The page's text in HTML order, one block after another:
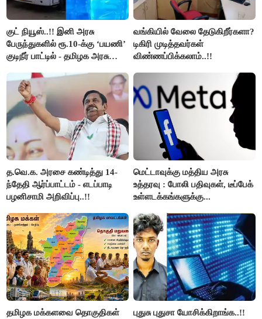
குட் நியூஸ்..!! இனி அரசு
பேருந்துகளில் ரூ.10-க்கு ‘பயணி’
குடிநீர் பாட்டில் - தமிழக அரசு
வங்கியில் வேலை தேடுகிறீர்களா?
டிகிரி முடித்தவர்கள்
விண்ணப்பிக்கலாம்..!!
த.வெ.க. அரசை கண்டித்து 14-
ந்தேதி ஆர்ப்பாட்டம் - எடப்பாடி
பழனிசாமி அறிவிப்பு..!!
மெட்டாவுக்கு மத்திய அரசு
உத்தரவு : போலி பதிவுகள், டீப்பேக்
உள்ளடக்கங்களுக்கு...
தமிழக மக்களவை தொகுதிகள்
புதுசு புதுசா யோசிக்கிறாங்க..!!